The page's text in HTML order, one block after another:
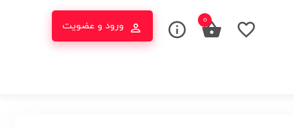
ورود و عضویت 0